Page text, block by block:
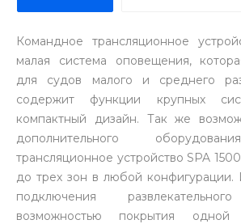
Командное трансляционное
малая система оповещения,
для судов малого и среднего
содержит функции крупных
компактный дизайн. Так же
дополнительного
трансляционное устройство SPA
до трех зон в любой конфигурации.
подключения
возможностью покрытия